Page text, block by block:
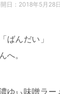
日： 2018年5月28日
ばんだい」
へ。
ゆぃ味噌ラー